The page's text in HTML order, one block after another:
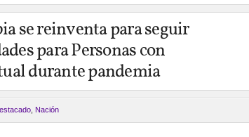
se reinventa para seguir
para Personas con
durante pandemia
Nación